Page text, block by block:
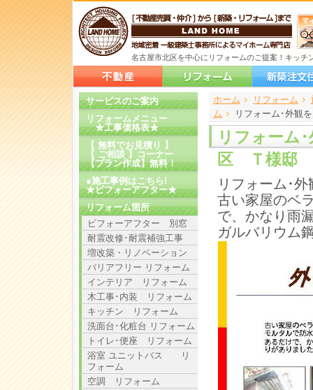
名古屋市北区を中心にリフォームのご提案！キッ
ホーム
> リフォーム
>
>
>
ム
> リフォーム･外観
リフォーム
区 Ｔ様邸
リフォーム･
古い家屋のベ
で、かなり雨
ガルバリウム
サービスのご案内
リフォームメニュー
★工事価格表★
【 無料でお見積り 】
【 ご相談 】コーナー
【プラン作成】無料！
●施工事例はこちら!
★ビフォーアフター★
リフォーム箇所
ビフォーアフター 別窓
耐震改修･耐震補強工事
増改築・リノベーション
バリアフリー リフォーム
インテリア リフォーム
木工事･内装 リフォーム
キッチン リフォーム
洗面台･化粧台 リフォーム
トイレ･便座 リフォーム
浴室 ユニットバス リ
フォーム
空調 リフォーム